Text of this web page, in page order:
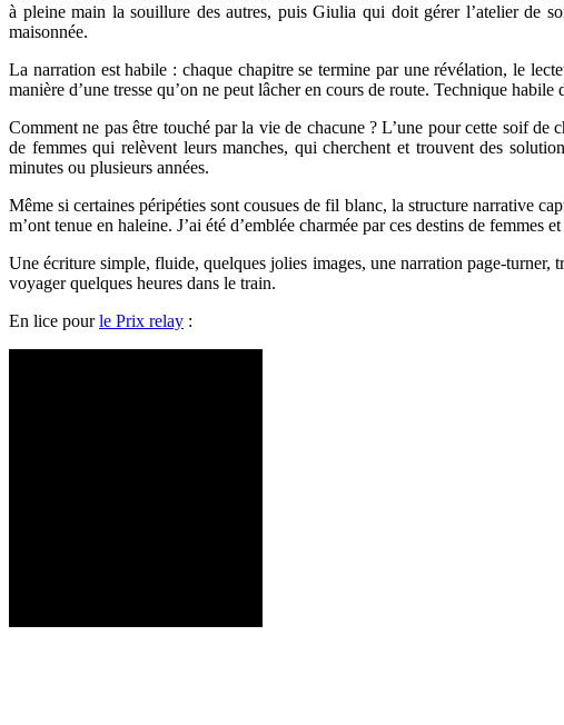
à pleine main la souillure des autres, puis Giulia qui doit gérer l’atelier de
maisonnée.
La narration est habile : chaque chapitre se termine par une révélation, le
manière d’une tresse qu’on ne peut lâcher en cours de route. Technique
Comment ne pas être touché par la vie de chacune ? L’une pour cette soif de
de femmes qui relèvent leurs manches, qui cherchent et trouvent des
minutes ou plusieurs années.
Même si certaines péripéties sont cousues de fil blanc, la structure narrative
m’ont tenue en haleine. J’ai été d’emblée charmée par ces destins de
Une écriture simple, fluide, quelques jolies images, une narration page-turner,
voyager quelques heures dans le train.
En lice pourle Prix relay :